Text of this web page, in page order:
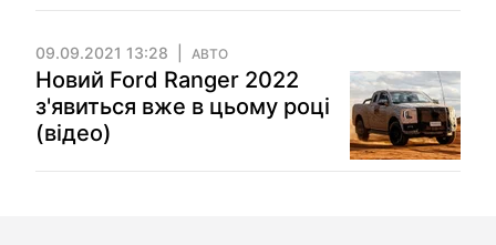
09.09.2021 13:28 АВТО
Новий Ford Ranger 2022
з'явиться вже в цьому році
(відео)